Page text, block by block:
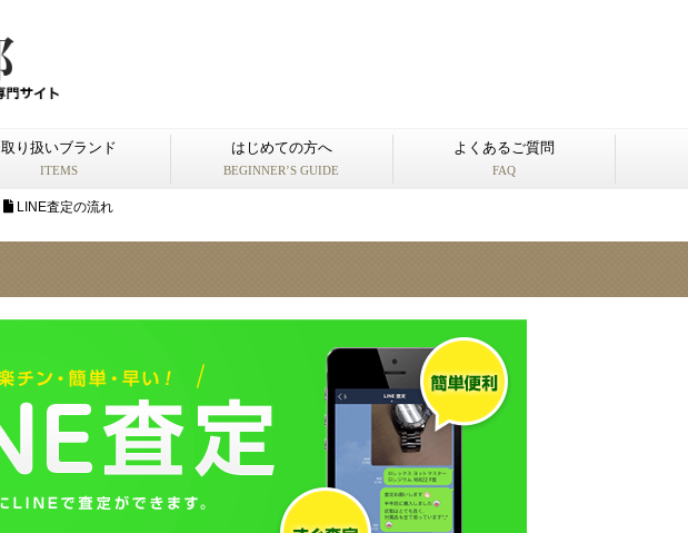
取り扱いブランド
ITEMS
はじめての方へ
BEGINNER’S GUIDE
よくあるご質問
FAQ
LINE査定の流れ